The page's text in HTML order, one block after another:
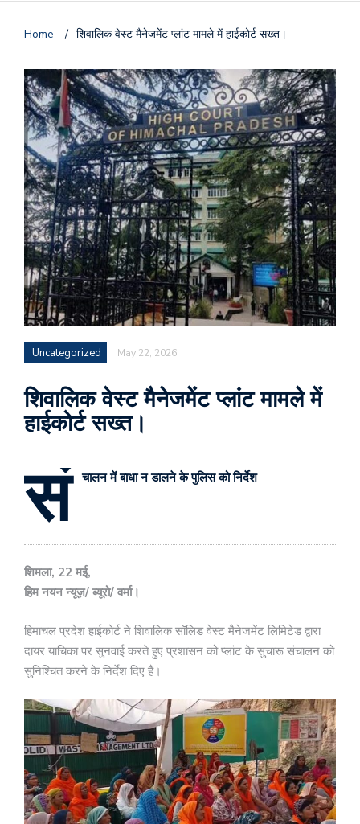
Home / शिवालिक वेस्ट मैनेजमेंट प्लांट मामले में हाईकोर्ट सख्त।
Uncategorized May 22, 2026
शिवालिक वेस्ट मैनेजमेंट प्लांट मामले में
हाईकोर्ट सख्त।
सं चालन में बाधा न डालने के पुलिस को निर्देश
शिमला, 22 मई,
हिम नयन न्यूज़/ ब्यूरो/ वर्मा।
हिमाचल प्रदेश हाईकोर्ट ने शिवालिक सॉलिड वेस्ट मैनेजमेंट लिमिटेड द्वारा
दायर याचिका पर सुनवाई करते हुए प्रशासन को प्लांट के सुचारू संचालन को
सुनिश्चित करने के निर्देश दिए हैं।